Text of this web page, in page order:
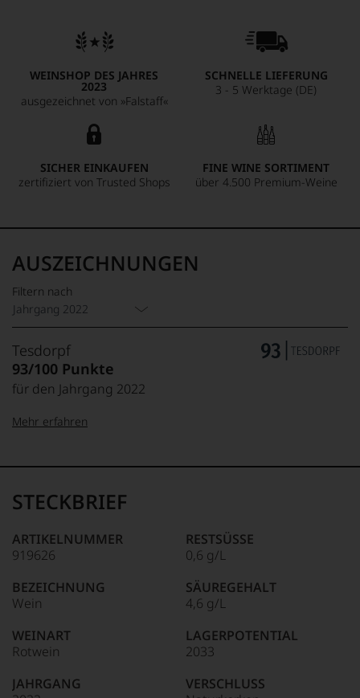
WEINSHOP DES JAHRES
2023
ausgezeichnet von »Falstaff«
SCHNELLE LIEFERUNG
3 - 5 Werktage (DE)
SICHER EINKAUFEN
zertifiziert von Trusted Shops
FINE WINE SORTIMENT
über 4.500 Premium-Weine
AUSZEICHNUNGEN
Filtern nach
Jahrgang 2022
Tesdorpf
93/100 Punkte
für den Jahrgang 2022
95–98 Punkte:
90–94 Punkte:
Name
Tesdorpf
für
»Fine
für
die
edlen
Weine
der
Welt,
kaum
Mehr erfahren
STECKBRIEF
ARTIKELNUMMER
919626
BEZEICHNUNG
Wein
WEINART
Rotwein
JAHRGANG
RESTSÜSSE
0,6 g/L
SÄUREGEHALT
4,6 g/L
LAGERPOTENTIAL
2033
VERSCHLUSS